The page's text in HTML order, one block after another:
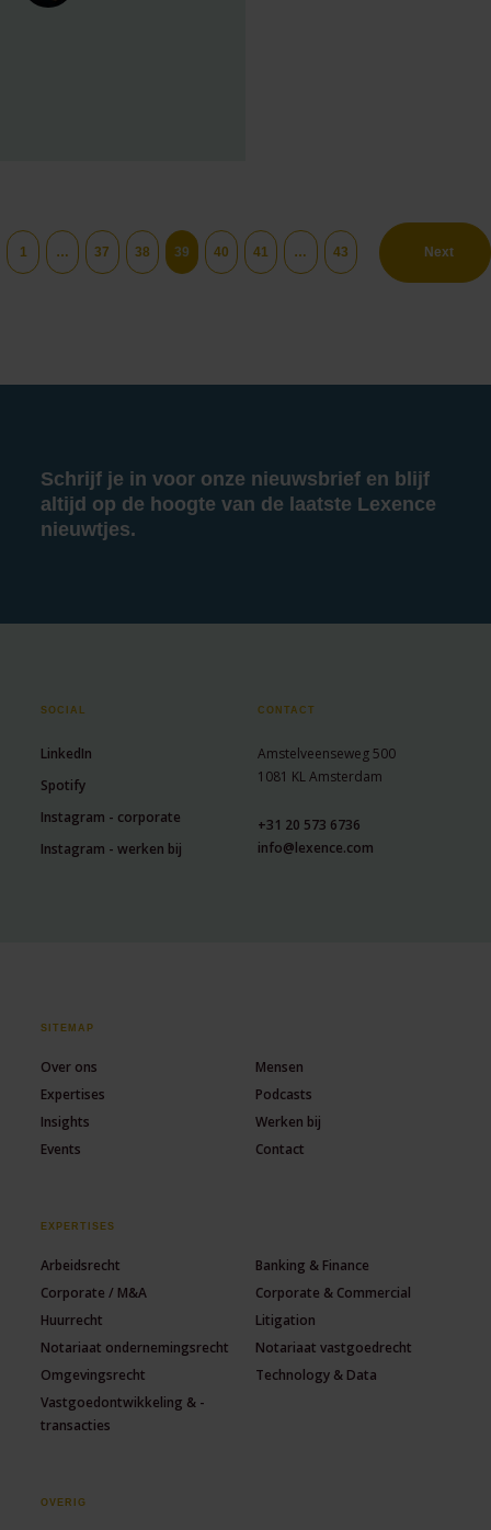
1 … 37 38 39 40 41 … 43 Next
Schrijf je in voor onze nieuwsbrief en blijf
altijd op de hoogte van de laatste Lexence
nieuwtjes.
SOCIAL
LinkedIn
Spotify
Instagram - corporate
Instagram - werken bij
CONTACT
Amstelveenseweg 500
1081 KL Amsterdam
+31 20 573 6736
info@lexence.com
SITEMAP
Over ons
Mensen
Expertises
Podcasts
Insights
Werken bij
Events
Contact
EXPERTISES
Arbeidsrecht
Banking & Finance
Corporate / M&A
Corporate & Commercial
Huurrecht
Litigation
Notariaat ondernemingsrecht
Notariaat vastgoedrecht
Omgevingsrecht
Technology & Data
Vastgoedontwikkeling & -
transacties
OVERIG